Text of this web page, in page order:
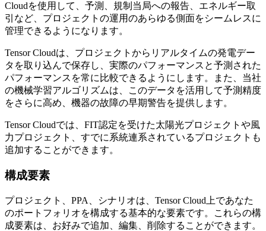
Cloudを使用して、予測、規制当局への報告、エネルギー取
引など、プロジェクトの運用のあらゆる側面をシームレスに
管理できるようになります。
Tensor Cloudは、プロジェクトからリアルタイムの発電デー
タを取り込んで保存し、実際のパフォーマンスと予測された
パフォーマンスを常に比較できるようにします。また、当社
の機械学習アルゴリズムは、このデータを活用して予測精度
をさらに高め、機器の故障の早期警告を提供します。
Tensor Cloudでは、FIT認定を受けた太陽光プロジェクトや風
力プロジェクト、すでに系統連系されているプロジェクトも
追加することができます。
構成要素
プロジェクト、PPA、シナリオは、Tensor Cloud上であなた
のポートフォリオを構成する基本的な要素です。これらの構
成要素は、お好みで追加、編集、削除することができます。